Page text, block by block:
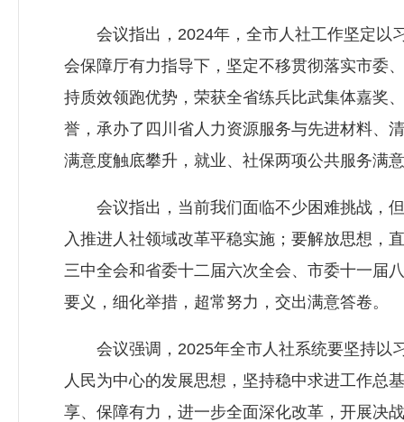
会议指出，2024年，全市人社工作坚定以习
会保障厅有力指导下，坚定不移贯彻落实市委
持质效领跑优势，荣获全省练兵比武集体嘉奖
誉，承办了四川省人力资源服务与先进材料、
满意度触底攀升，就业、社保两项公共服务满
会议指出，当前我们面临不少困难挑战，但
入推进人社领域改革平稳实施；要解放思想，
三中全会和省委十二届六次全会、市委十一届
要义，细化举措，超常努力，交出满意答卷。
会议强调，2025年全市人社系统要坚持以习
人民为中心的发展思想，坚持稳中求进工作总
享、保障有力，进一步全面深化改革，开展决